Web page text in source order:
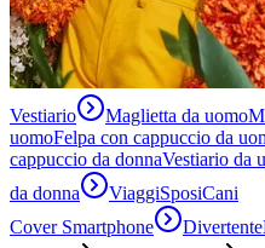
Vestiario Maglietta da uomo
uomoFelpa con cappuccio da
cappuccio da donnaVestiario da
da donna
ViaggiSposiCani
Cover Smartphone
Divertente